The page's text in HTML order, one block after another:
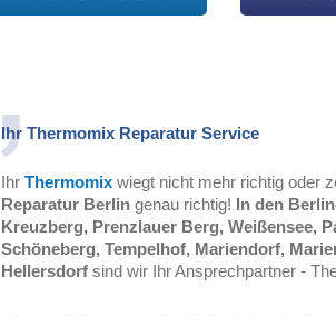
Ihr Thermomix Reparatur Service
Ihr Thermomix wiegt nicht mehr richtig oder
Reparatur Berlin genau richtig! In den
Kreuzberg, Prenzlauer Berg, Weißensee,
Schöneberg, Tempelhof, Mariendorf,
Hellersdorf sind wir Ihr Ansprechpartner -